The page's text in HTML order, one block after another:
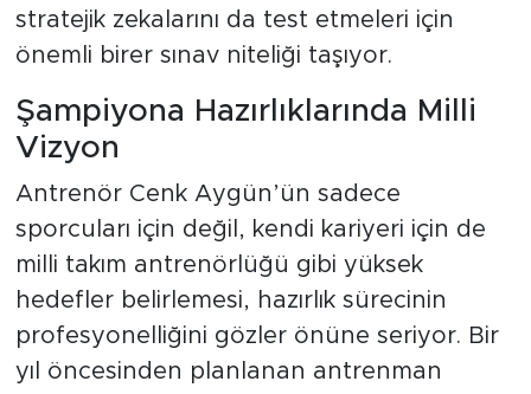
stratejik zekalarını da test etmeleri için
önemli birer sınav niteliği taşıyor.
Şampiyona Hazırlıklarında Milli
Vizyon
Antrenör Cenk Aygün’ün sadece
sporcuları için değil, kendi kariyeri için de
milli takım antrenörlüğü gibi yüksek
hedefler belirlemesi, hazırlık sürecinin
profesyonelliğini gözler önüne seriyor. Bir
yıl öncesinden planlanan antrenman